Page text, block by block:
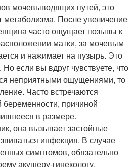
мочевыводящих путей, это
метаболизма. После увеличение
часто ощущает позывы к
матки, за мочевым
и нажимает на пузырь. Это
если вы вдруг чувствуете, что
неприятными ощущениями, то
Часто встречаются
причиной
в размере.
она вызывает застойные
инфекция. В случае
симптомов, обязательно
акушеру-гинекологу.